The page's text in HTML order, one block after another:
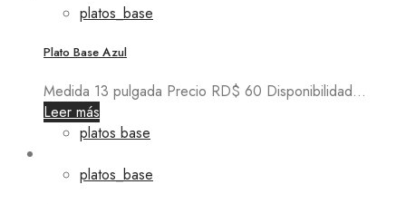
platos_base
Plato Base Azul
Medida 13 pulgada Precio RD$ 60 Disponibilidad...
Leer más
platos base
platos_base